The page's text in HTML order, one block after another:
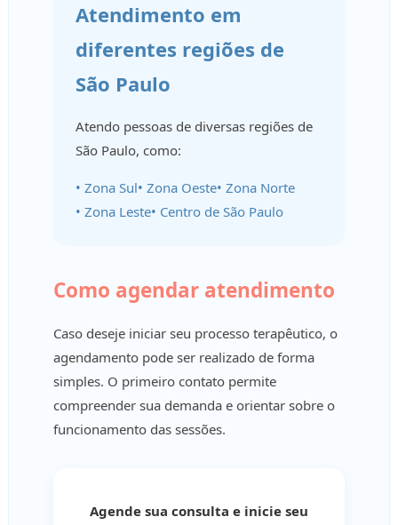
Atendimento em
diferentes regiões de
São Paulo
Atendo pessoas de diversas regiões de
São Paulo, como:
• Zona Sul• Zona Oeste• Zona Norte
• Zona Leste• Centro de São Paulo
Como agendar atendimento
Caso deseje iniciar seu processo terapêutico, o
agendamento pode ser realizado de forma
simples. O primeiro contato permite
compreender sua demanda e orientar sobre o
funcionamento das sessões.
Agende sua consulta e inicie seu